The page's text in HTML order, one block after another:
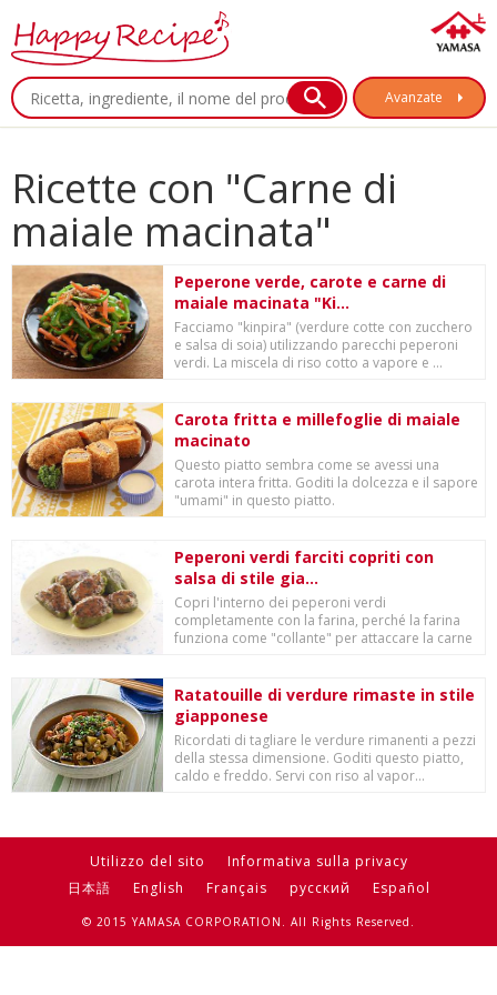
Avanzate
Ricette con "Carne di
maiale macinata"
Peperone verde, carote e carne di
maiale macinata "Ki...
Facciamo "kinpira" (verdure cotte con zucchero
e salsa di soia) utilizzando parecchi peperoni
verdi. La miscela di riso cotto a vapore e ...
Carota fritta e millefoglie di maiale
macinato
Questo piatto sembra come se avessi una
carota intera fritta. Goditi la dolcezza e il sapore
"umami" in questo piatto.
Peperoni verdi farciti copriti con
salsa di stile gia...
Copri l'interno dei peperoni verdi
completamente con la farina, perché la farina
funziona come "collante" per attaccare la carne
Ratatouille di verdure rimaste in stile
giapponese
Ricordati di tagliare le verdure rimanenti a pezzi
della stessa dimensione. Goditi questo piatto,
caldo e freddo. Servi con riso al vapor...
Utilizzo del sito
Informativa sulla privacy
日本語
English Français русский Español
© 2015 YAMASA CORPORATION. All Rights Reserved.